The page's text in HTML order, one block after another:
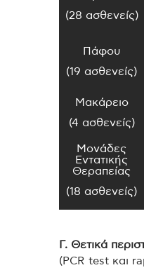
(28 ασθενείς)
Πάφου
(19 ασθενείς)
Μακάρειο
(4 ασθενείς)
Μονάδες
Εντατικής
Θεραπείας
(18 ασθενείς)
Γ. Θετικά
(PCR test και